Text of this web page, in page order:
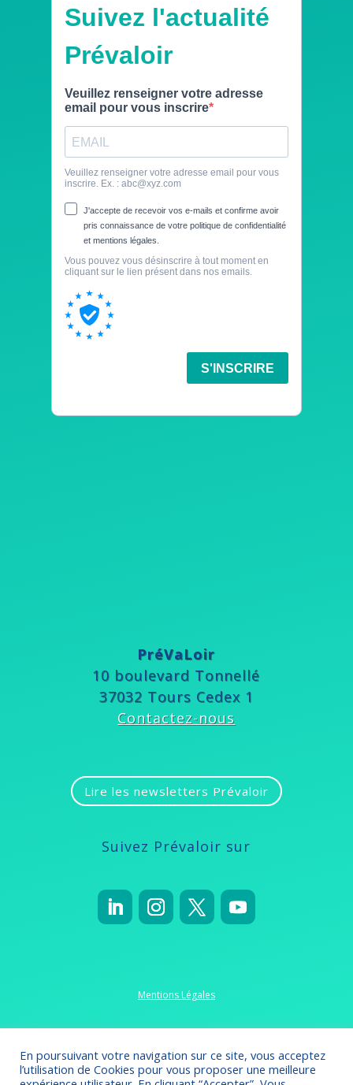
PréVaLoir
10 boulevard Tonnellé
37032 Tours Cedex 1
Contactez-nous
Lire les newsletters Prévaloir
Suivez Prévaloir sur
Mentions Légales
Politique de confidentialité
En poursuivant votre navigation sur ce site, vous acceptez
l’utilisation de Cookies pour vous proposer une meilleure